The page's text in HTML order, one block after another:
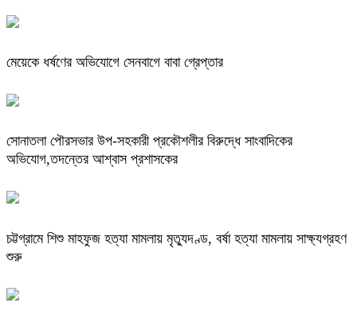
মেয়েকে ধর্ষণের অভিযোগে সেনবাগে বাবা গ্রেপ্তার
সোনাতলা পৌরসভার উপ-সহকারী প্রকৌশলীর বিরুদ্ধে সাংবাদিকের
অভিযোগ,তদন্তের আশ্বাস প্রশাসকের
চট্টগ্রামে শিশু মাহফুজ হত্যা মামলায় মৃত্যুদণ্ড, বর্ষা হত্যা মামলায় সাক্ষ্যগ্রহণ
শুরু